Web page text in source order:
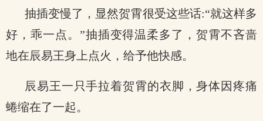
抽插变慢了，显然贺霄很受这些话:“就这样多
好，乖一点。”抽插变得温柔多了，贺霄不吝啬
地在辰易王身上点火，给予他快感。
辰易王一只手拉着贺霄的衣脚，身体因疼痛
蜷缩在了一起。